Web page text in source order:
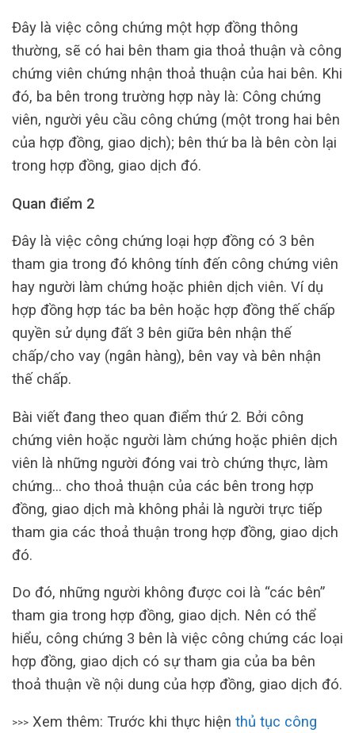
Đây là việc công chứng một hợp đồng thông
thường, sẽ có hai bên tham gia thoả thuận và công
chứng viên chứng nhận thoả thuận của hai bên. Khi
đó, ba bên trong trường hợp này là: Công chứng
viên, người yêu cầu công chứng (một trong hai bên
của hợp đồng, giao dịch); bên thứ ba là bên còn lại
trong hợp đồng, giao dịch đó.
Quan điểm 2
Đây là việc công chứng loại hợp đồng có 3 bên
tham gia trong đó không tính đến công chứng viên
hay người làm chứng hoặc phiên dịch viên. Ví dụ
hợp đồng hợp tác ba bên hoặc hợp đồng thế chấp
quyền sử dụng đất 3 bên giữa bên nhận thế
chấp/cho vay (ngân hàng), bên vay và bên nhận
thế chấp.
Bài viết đang theo quan điểm thứ 2. Bởi công
chứng viên hoặc người làm chứng hoặc phiên dịch
viên là những người đóng vai trò chứng thực, làm
chứng… cho thoả thuận của các bên trong hợp
đồng, giao dịch mà không phải là người trực tiếp
tham gia các thoả thuận trong hợp đồng, giao dịch
đó.
Do đó, những người không được coi là “các bên”
tham gia trong hợp đồng, giao dịch. Nên có thể
hiểu, công chứng 3 bên là việc công chứng các loại
hợp đồng, giao dịch có sự tham gia của ba bên
thoả thuận về nội dung của hợp đồng, giao dịch đó.
>>> Xem thêm: Trước khi thực hiện thủ tục công